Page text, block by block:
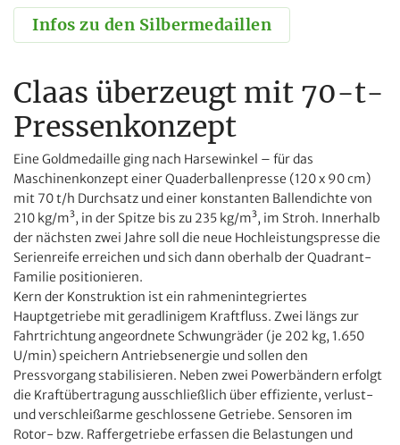
Infos zu den Silbermedaillen
Claas überzeugt mit 70-t-
Pressenkonzept
Eine Goldmedaille ging nach Harsewinkel – für das
Maschinenkonzept einer Quaderballenpresse (120 x 90 cm)
mit 70 t/h Durchsatz und einer konstanten Ballendichte von
210 kg/m³, in der Spitze bis zu 235 kg/m³, im Stroh. Innerhalb
der nächsten zwei Jahre soll die neue Hochleistungspresse die
Serienreife erreichen und sich dann oberhalb der Quadrant-
Familie positionieren.
Kern der Konstruktion ist ein rahmenintegriertes
Hauptgetriebe mit geradlinigem Kraftfluss. Zwei längs zur
Fahrtrichtung angeordnete Schwungräder (je 202 kg, 1.650
U/min) speichern Antriebsenergie und sollen den
Pressvorgang stabilisieren. Neben zwei Powerbändern erfolgt
die Kraftübertragung ausschließlich über effiziente, verlust-
und verschleißarme geschlossene Getriebe. Sensoren im
Rotor- bzw. Raffergetriebe erfassen die Belastungen und